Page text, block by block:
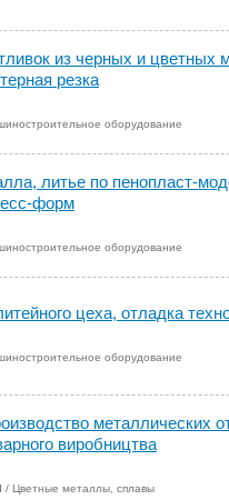
из черных и цветных
резка
оборудование
литье по пенопласт-
форм
оборудование
цеха, отладка
оборудование
металлических
виробництва
/ Цветные металлы, сплавы